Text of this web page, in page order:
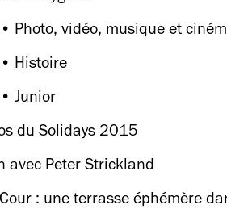
Photo, vidéo, musique et
Histoire
Junior
du Solidays 2015
avec Peter Strickland
: une terrasse éphémère